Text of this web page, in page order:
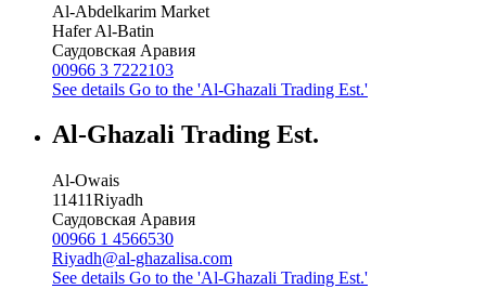
Al-Abdelkarim Market
Hafer Al-Batin
Саудовская Аравия
00966 3 7222103
See details Go to the 'Al-Ghazali Trading Est.'
Al-Ghazali Trading Est.
Al-Owais
11411Riyadh
Саудовская Аравия
00966 1 4566530
Riyadh@al-ghazalisa.com
See details Go to the 'Al-Ghazali Trading Est.'